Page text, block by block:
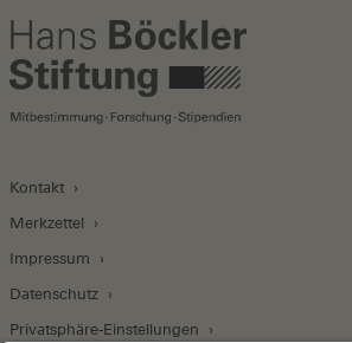
Kontakt
Merkzettel
Impressum
Datenschutz
Privatsphäre-Einstellungen